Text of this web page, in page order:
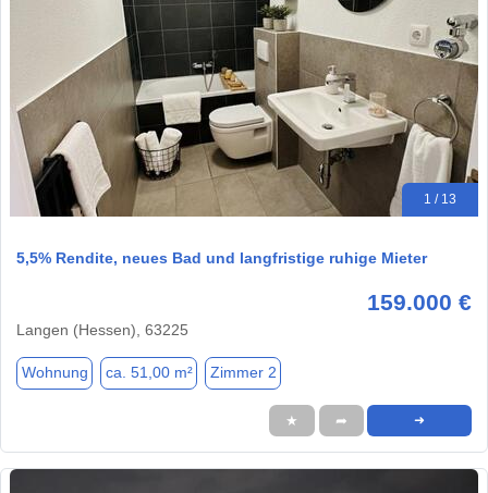
1 / 13
5,5% Rendite, neues Bad und langfristige ruhige Mieter
159.000 €
Langen (Hessen), 63225
Wohnung ca. 51,00 m² Zimmer 2
★ ➦ ➜